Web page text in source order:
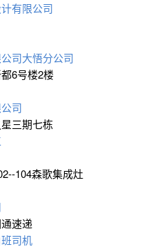
有限公司
司大悟分公司
6号楼2楼
司
三期七栋
104森歌集成灶
速递
司机